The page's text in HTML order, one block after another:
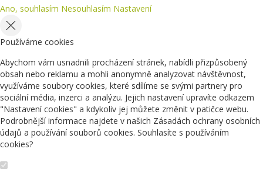
Ano, souhlasím Nesouhlasím Nastavení
Používáme cookies
Abychom vám usnadnili procházení stránek, nabídli přizpůsobený
obsah nebo reklamu a mohli anonymně analyzovat návštěvnost,
využíváme soubory cookies, které sdílíme se svými partnery pro
sociální média, inzerci a analýzu. Jejich nastavení upravíte odkazem
"Nastavení cookies" a kdykoliv jej můžete změnit v patičce webu.
Podrobnější informace najdete v našich Zásadách ochrany osobních
údajů a používání souborů cookies. Souhlasíte s používáním
cookies?